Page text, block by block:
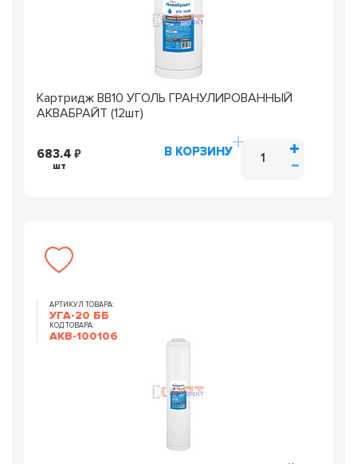
Картридж ВВ10 УГОЛЬ ГРАНУЛИРОВАННЫЙ
АКВАБРАЙТ (12шт)
683.4
шт
В КОРЗИНУ
АРТИКУЛ ТОВАРА:
УГА-20 ББ
КОД ТОВАРА:
AKB-100106